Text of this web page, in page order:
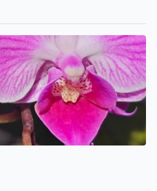
da Praça Antônio